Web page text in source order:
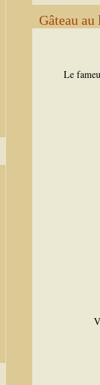
Gâteau
​Le